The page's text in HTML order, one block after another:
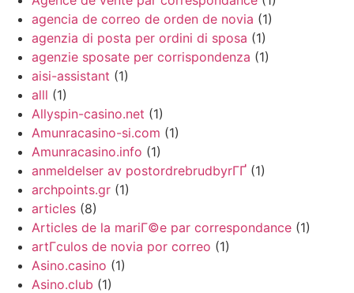
agencia de correo de orden de novia (1)
agenzia di posta per ordini di sposa (1)
agenzie sposate per corrispondenza (1)
aisi-assistant (1)
alll (1)
Allyspin-casino.net (1)
Amunracasino-si.com (1)
Amunracasino.info (1)
anmeldelser av postordrebrudbyrГҐ (1)
archpoints.gr (1)
articles (8)
Articles de la mariГ©e par correspondance (1)
artГ­culos de novia por correo (1)
Asino.casino (1)
Asino.club (1)